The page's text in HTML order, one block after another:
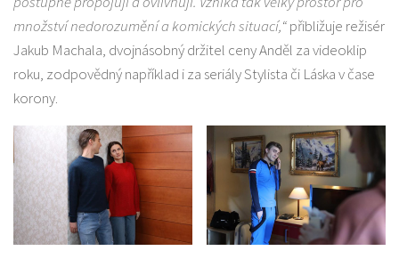
množství nedorozumění a komických situací,“přibližuje režisér
Jakub Machala, dvojnásobný držitel ceny Anděl za videoklip
roku, zodpovědný například i za seriály Stylista či Láska v čase
korony.